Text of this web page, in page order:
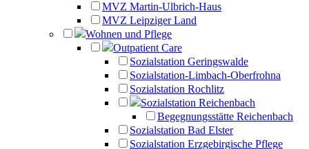
MVZ Martin-Ulbrich-Haus
MVZ Leipziger Land
Wohnen und Pflege
Outpatient Care
Sozialstation Geringswalde
Sozialstation-Limbach-Oberfrohna
Sozialstation Rochlitz
Sozialstation Reichenbach
Begegnungsstätte Reichenbach
Sozialstation Bad Elster
Sozialstation Erzgebirgische Pflege